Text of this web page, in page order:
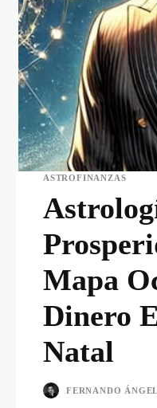
ASTROFINANZAS
Mapa
Dinero
Natal
FERNANDO